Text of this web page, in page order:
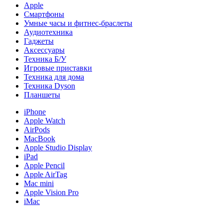
Apple
Смартфоны
Умные часы и фитнес-браслеты
Аудиотехника
Гаджеты
Аксессуары
Техника Б/У
Игровые приставки
Техника для дома
Техника Dyson
Планшеты
iPhone
Apple Watch
AirPods
MacBook
Apple Studio Display
iPad
Apple Pencil
Apple AirTag
Mac mini
Apple Vision Pro
iMac